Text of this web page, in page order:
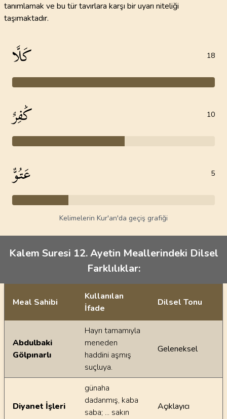
tanımlamak ve bu tür tavırlara karşı bir uyarı niteliği
taşımaktadır.
كَلَّا 18
كَٰفِرٌ 10
عَتُوٌّ 5
Kelimelerin Kur'an'da geçiş grafiği
Kalem Suresi 12. Ayetin Meallerindeki Dilsel
Farklılıklar:
Ayetin meallerindeki dilsel farklılıklar
Meal Sahibi
Kullanılan
İfade
Dilsel Tonu
Abdulbaki
Gölpınarlı
Hayrı tamamıyla
meneden
haddini aşmış
suçluya.
Geleneksel
Diyanet İşleri
günaha
dadanmış, kaba
saba; ... sakın
Açıklayıcı